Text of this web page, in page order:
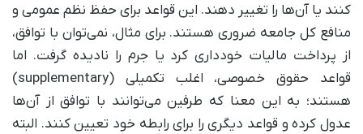
کنند یا آن‌ها را تغییر دهند. این قواعد برای حفظ نظم عمومی و
منافع کل جامعه ضروری هستند. برای مثال، نمی‌توان با توافق،
از پرداخت مالیات خودداری کرد یا جرم را نادیده گرفت. اما
قواعد حقوق خصوصی، اغلب تکمیلی (supplementary)
هستند؛ به این معنا که طرفین می‌توانند با توافق از آن‌ها
عدول کرده و قواعد دیگری را برای رابطه خود تعیین کنند. البته